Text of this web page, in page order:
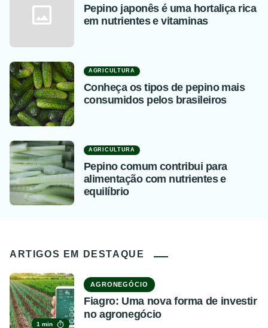
Pepino japonês é uma hortaliça rica
em nutrientes e vitaminas
AGRICULTURA
Conheça os tipos de pepino mais
consumidos pelos brasileiros
AGRICULTURA
Pepino comum contribui para
alimentação com nutrientes e
equilíbrio
ARTIGOS EM DESTAQUE
1 min
AGRONEGÓCIO
Fiagro: Uma nova forma de investir
no agronegócio